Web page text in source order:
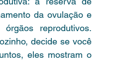
da ovulação e
reprodutivos.
decide se você
eles mostram o